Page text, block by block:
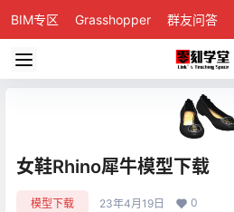
BIM专区 Grasshopper 群友问答
女鞋Rhino犀牛模型下载
模型下载 23年4月19日 0